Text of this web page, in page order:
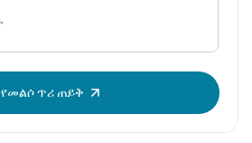
የመልሶ ጥሪ ጠይቅ